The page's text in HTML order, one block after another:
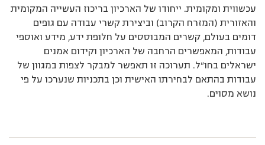
עכשווית ומקומית. ייחודו של הארכיון בריכוז העשייה המקומית
והאזורית (המזרח הקרוב) וביצירת קשרי עבודה עם גופים
דומים בעולם, קשרים המבוססים על חלופת ידע, מידע ואוספי
עבודות, המאפשרים הרחבה של הארכיון וקידום אמנים
ישראלים בחו”ל. תערוכה זו תאפשר למבקר לצפות במגוון של
עבודות בהתאם לבחירתו האישית וכן בתכניות שנערכו על פי
נושא מסוים.